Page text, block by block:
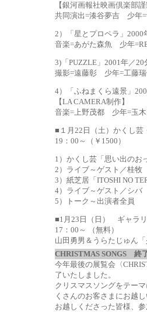
【銀河画報社映画倶楽部
共同演出=湊谷夢吉 少年
2）「星とプロペラ」2000
音楽=あがた森魚 少年
3)「PUZZLE」2001年／20
撮影=遠藤彰 少年=工藤
4）「ふねまくら遠景」
【LA CAMERA制作】
音楽=上野茂都 少年=玉
■１月22日（土）かくし
19：00～（￥1500）
1）かくし芸「思い出のお
2）ライブ～ゲスト／桂牧
3）紙芝居「ITOSHI NO
4）ライブ～ゲスト／シバ
5）トーク～出演者全員
■1月23日（日） ギャラ
17：00～ （無料）
山田勇男＆うらたじゅん
CHRISTMAS SONGS
今年最後の展覧会〈
了いたしました。
クリスマスソングをテー
くさんのお客さまにお越
お越しくださった皆様、